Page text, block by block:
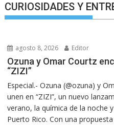
CURIOSIDADES Y
agosto 8, 2026 Editor
Ozuna y Omar Courtz
“ZIZI”
Especial.- Ozuna (@ozuna) y
unen en “ZIZI”, un nuevo
verano, la química de la noche
Puerto Rico. Con una